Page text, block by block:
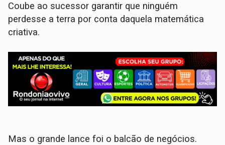
Coube ao sucessor garantir que ninguém
perdesse a terra por conta daquela matemática
criativa.
Mas o grande lance foi o balcão de negócios.